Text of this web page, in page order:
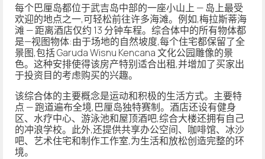
每个巴厘岛都位于武吉岛中部的一座小山上 — 岛上最受
欢迎的地点之一,可轻松前往许多海滩。例如,梅拉斯蒂海
滩 — 距离酒店仅约 13 分钟车程。综合体中的所有物体都
是—视图物体:由于场地的自然坡度,每个住宅都保留了全
景图,包括 Garuda Wisnu Kencana 文化公园雕像的景
色。这种安排使得该房产特别适合出租,并增加了买家出
于投资目的考虑购买的兴趣。
该综合体的主要概念是运动和积极的生活方式。主要特
点 — 跑道遍布全境,巴厘岛独特赛制。酒店还设有健身
区、水疗中心、游泳池和屋顶酒吧,综合大楼还拥有自己
的冲浪学校。此外,还提供共享办公空间、咖啡馆、冰沙
吧、艺术住宅和制作工作室,为生活和放松创造完整的环
境。